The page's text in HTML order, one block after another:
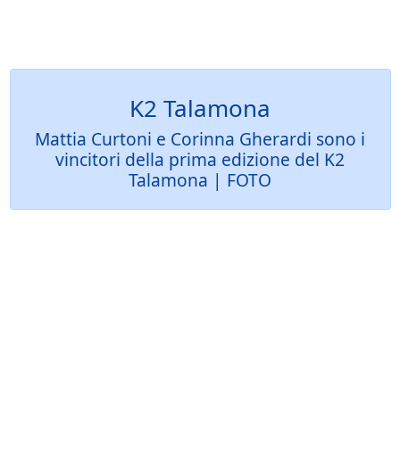
K2 Talamona
Mattia Curtoni e Corinna Gherardi sono i
vincitori della prima edizione del K2
Talamona | FOTO